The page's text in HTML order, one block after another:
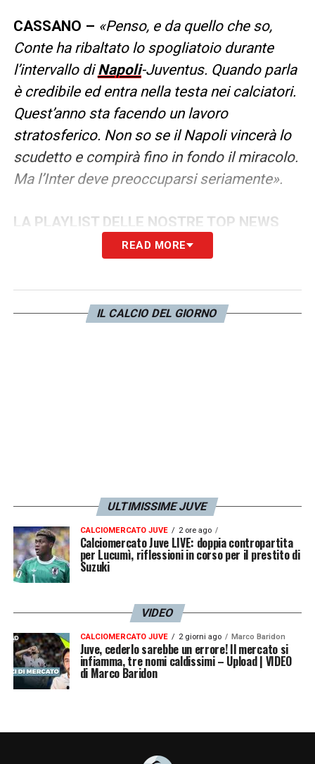
CASSANO – «Penso, e da quello che so,
Conte ha ribaltato lo spogliatoio durante
l’intervallo diNapoli-Juventus. Quando parla
è credibile ed entra nella testa nei calciatori.
Quest’anno sta facendo un lavoro
stratosferico. Non so se il Napoli vincerà lo
scudetto e compirà fino in fondo il miracolo.
Ma l’Inter deve preoccuparsi seriamente».
LA PLAYLIST DELLE NOSTRE TOP NEWS
READ MORE
IL CALCIO DEL GIORNO
ULTIMISSIME JUVE
CALCIOMERCATO JUVE 2 ore ago
Calciomercato Juve LIVE: doppia contropartita
per Lucumì, riflessioni in corso per il prestito di
Suzuki
VIDEO
CALCIOMERCATO JUVE 2 giorni ago Marco Baridon
Juve, cederlo sarebbe un errore! Il mercato si
infiamma, tre nomi caldissimi – Upload | VIDEO
di Marco Baridon